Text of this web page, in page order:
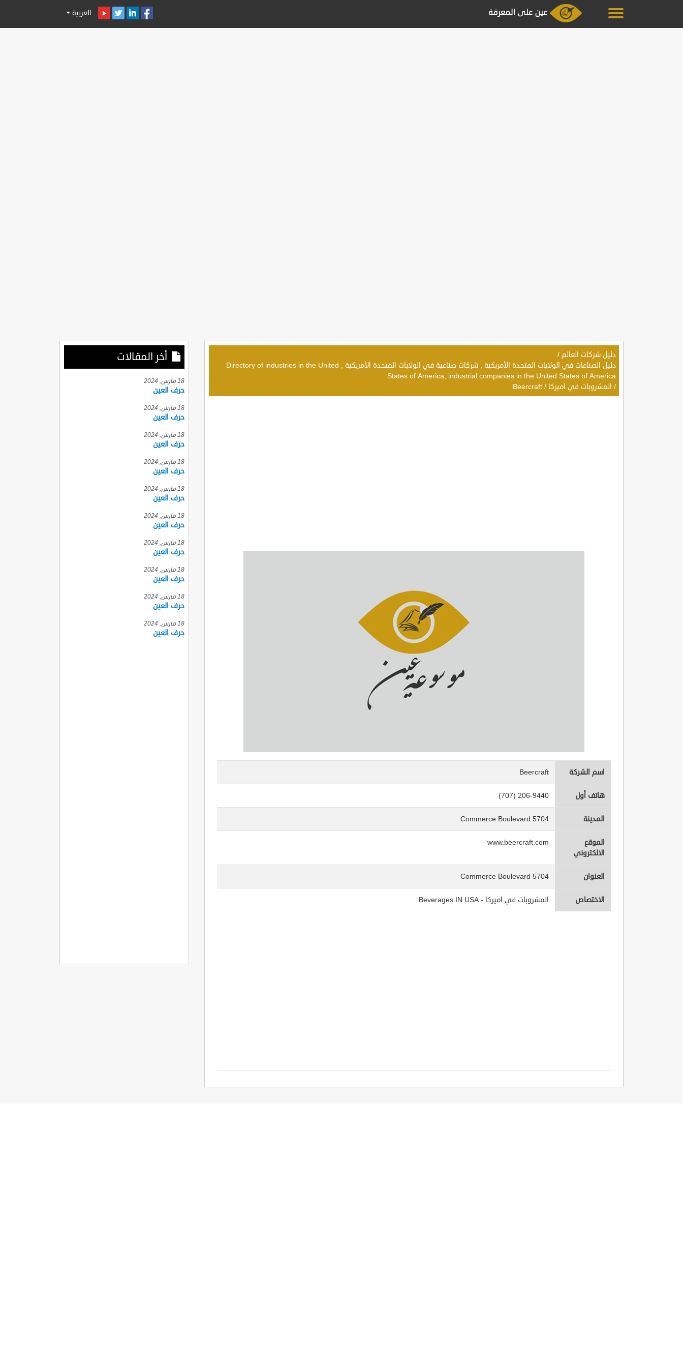
العربية
دليل شركات العالم /
دليل الصناعات في الولايات المتحدة الأمريكية , شركات صناعية في الولايات المتحدة الأمريكية , Directory of industries in the United
States of America, industrial companies in the United States of America
/ المشروبات في اميركا /
Beercraft
اسم الشركة Beercraft
هاتف أول (707) 206-9440
المدينة 5704 Commerce Boulevard
الموقع
الالكتروني
www.beercraft.com
العنوان 5704 Commerce Boulevard
الاختصاص المشروبات في اميركا - Beverages IN USA
أخر المقالات
18 مارس, 2024
حرف العين
18 مارس, 2024
حرف العين
18 مارس, 2024
حرف العين
18 مارس, 2024
حرف العين
18 مارس, 2024
حرف العين
18 مارس, 2024
حرف العين
18 مارس, 2024
حرف العين
18 مارس, 2024
حرف العين
18 مارس, 2024
حرف العين
18 مارس, 2024
حرف العين